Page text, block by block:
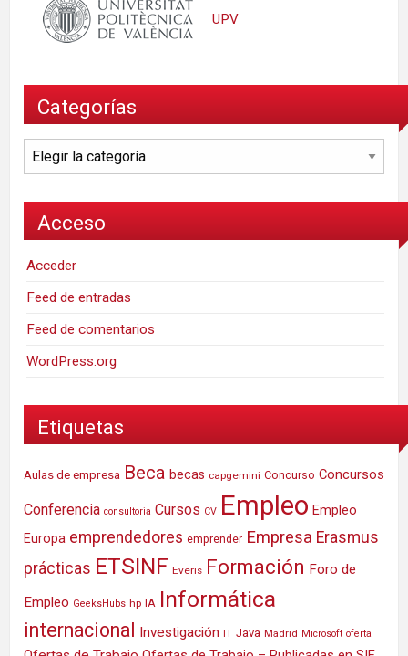
UPV
Categorías
Categorías
Acceso
Acceder
Feed de entradas
Feed de comentarios
WordPress.org
Etiquetas
Aulas de empresa Beca becas capgemini Concurso Concursos
Conferencia consultoria Cursos CV Empleo Empleo
Europa emprendedores emprender Empresa Erasmus
prácticas ETSINF Everis Formación Foro de
Empleo GeeksHubs hp IA Informática
internacional Investigación IT Java Madrid Microsoft oferta